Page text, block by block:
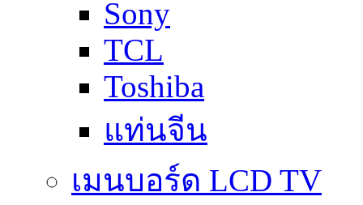
Sony
TCL
Toshiba
แท่นจีน
เมนบอร์ด LCD TV